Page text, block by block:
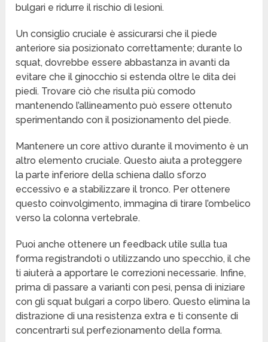
bulgari e ridurre il rischio di lesioni.
Un consiglio cruciale è assicurarsi che il piede
anteriore sia posizionato correttamente; durante lo
squat, dovrebbe essere abbastanza in avanti da
evitare che il ginocchio si estenda oltre le dita dei
piedi. Trovare ciò che risulta più comodo
mantenendo l’allineamento può essere ottenuto
sperimentando con il posizionamento del piede.
Mantenere un core attivo durante il movimento è un
altro elemento cruciale. Questo aiuta a proteggere
la parte inferiore della schiena dallo sforzo
eccessivo e a stabilizzare il tronco. Per ottenere
questo coinvolgimento, immagina di tirare l’ombelico
verso la colonna vertebrale.
Puoi anche ottenere un feedback utile sulla tua
forma registrandoti o utilizzando uno specchio, il che
ti aiuterà a apportare le correzioni necessarie. Infine,
prima di passare a varianti con pesi, pensa di iniziare
con gli squat bulgari a corpo libero. Questo elimina la
distrazione di una resistenza extra e ti consente di
concentrarti sul perfezionamento della forma.